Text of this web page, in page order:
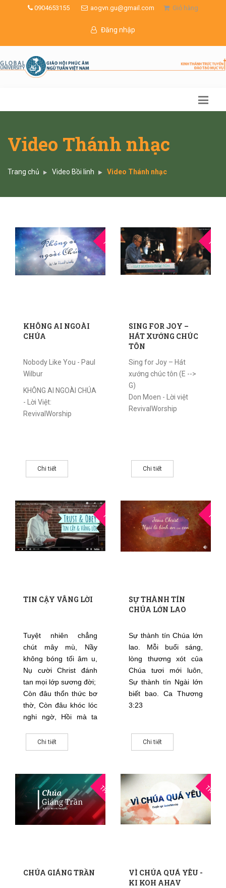
0904653155 aogvn.gu@gmail.com Giỏ hàng
Đăng nhập
Video Thánh nhạc
Trang chủ Video Bồi linh Video Thánh nhạc
23
THG5
KHÔNG AI NGOÀI
CHÚA
Nobody Like You - Paul
Wilbur
KHÔNG AI NGOÀI CHÚA
- Lời Việt:
RevivalWorship
Chi tiết
THG5
SING FOR JOY –
HÁT XƯỚNG CHÚC
TÔN
Sing for Joy – Hát
xướng chúc tôn (E -->
G)
Don Moen - Lời việt
RevivalWorship
Chi tiết
THG2
TIN CẬY VÂNG LỜI
Tuyệt nhiên chẳng
chút mây mù, Nầy
không bóng tối âm u,
Nụ cười Christ đánh
tan mọi lớp sương đời;
Còn đâu thổn thức bơ
thờ, Còn đâu khóc lóc
nghi ngờ, Hồi mà ta
Chi tiết
THG1
SỰ THÀNH TÍN
CHÚA LỚN LAO
Sự thành tín Chúa lớn
lao. Mỗi buổi sáng,
lòng thương xót của
Chúa tươi mới luôn,
Sự thành tín Ngài lớn
biết bao. Ca Thương
3:23
Chi tiết
12
THG12
CHÚA GIÁNG TRẦN
THG12
VÌ CHÚA QUÁ YÊU -
KI KOH AHAV